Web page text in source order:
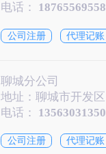
电话： 18765569558
公司注册 代理记账
聊城分公司
电话： 13563031350
公司注册 代理记账